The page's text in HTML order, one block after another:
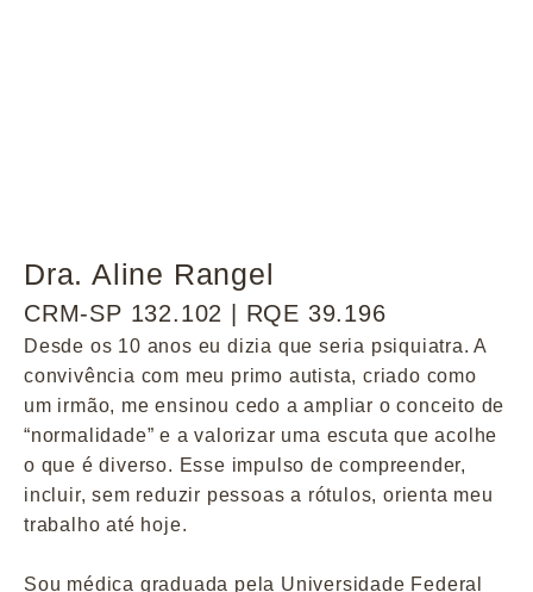
Dra. Aline Rangel
CRM-SP 132.102 | RQE 39.196
Desde os 10 anos eu dizia que seria psiquiatra. A
convivência com meu primo autista, criado como
um irmão, me ensinou cedo a ampliar o conceito de
“normalidade” e a valorizar uma escuta que acolhe
o que é diverso. Esse impulso de compreender,
incluir, sem reduzir pessoas a rótulos, orienta meu
trabalho até hoje.
Sou médica graduada pela Universidade Federal